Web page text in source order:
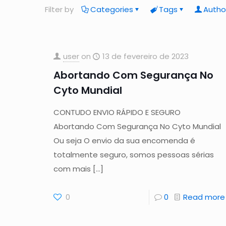
Filter by Categories Tags
user on 13 de fevereiro de 2023
Abortando Com Segurança No
Cyto Mundial
CONTUDO ENVIO RÁPIDO E SEGURO
Abortando Com Segurança No Cyto Mundial
Ou seja O envio da sua encomenda é
totalmente seguro, somos pessoas sérias
com mais […]
0 0 Read more